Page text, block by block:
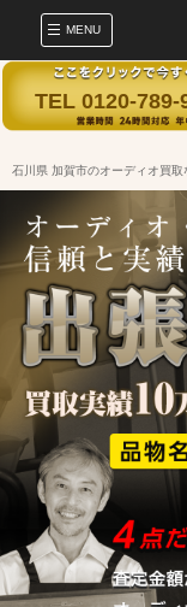
MENU
TEL 0120-789-
石川県 加賀市のオーディオ買取